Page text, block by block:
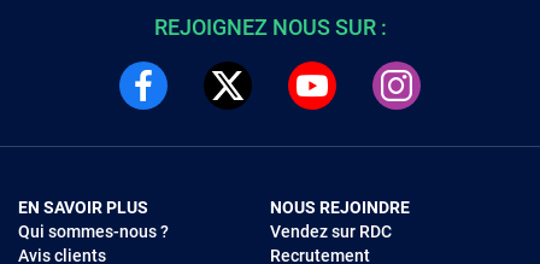
REJOIGNEZ NOUS SUR :
EN SAVOIR PLUS
Qui sommes-nous ?
Avis clients
NOUS REJOINDRE
Vendez sur RDC
Recrutement